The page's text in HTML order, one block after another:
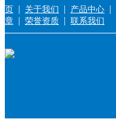
页 | 关于我们 | 产品中心 |
章 | 荣誉资质 | 联系我们